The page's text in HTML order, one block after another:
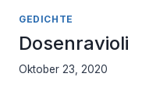
GEDICHTE
Dosenravioli
Oktober 23, 2020